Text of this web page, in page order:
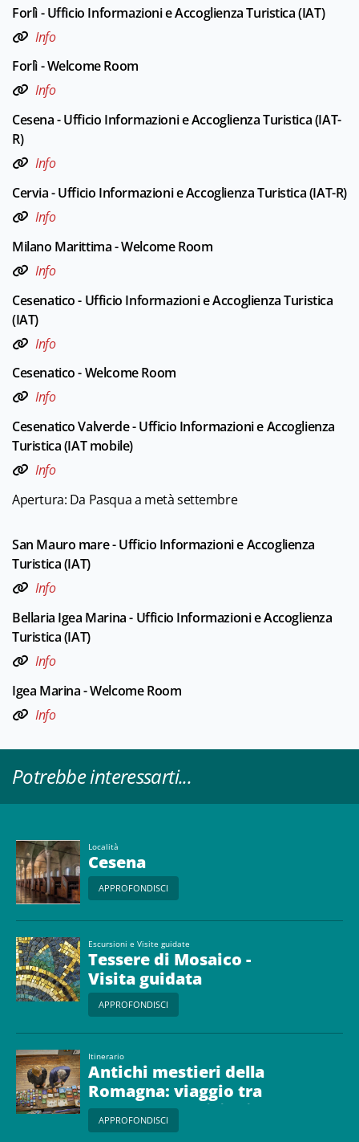
Forlì - Ufficio Informazioni e Accoglienza Turistica (IAT)
Info
Forlì - Welcome Room
Info
Cesena - Ufficio Informazioni e Accoglienza Turistica (IAT-
R)
Info
Cervia - Ufficio Informazioni e Accoglienza Turistica (IAT-R)
Info
Milano Marittima - Welcome Room
Info
Cesenatico - Ufficio Informazioni e Accoglienza Turistica
(IAT)
Info
Cesenatico - Welcome Room
Info
Cesenatico Valverde - Ufficio Informazioni e Accoglienza
Turistica (IAT mobile)
Info
Apertura: Da Pasqua a metà settembre
San Mauro mare - Ufficio Informazioni e Accoglienza
Turistica (IAT)
Info
Bellaria Igea Marina - Ufficio Informazioni e Accoglienza
Turistica (IAT)
Info
Igea Marina - Welcome Room
Info
Potrebbe interessarti...
Località
Cesena
APPROFONDISCI
Escursioni e Visite guidate
Tessere di Mosaico -
Visita guidata
APPROFONDISCI
Itinerario
Antichi mestieri della
Romagna: viaggio tra
botteghe, tradizioni e
saperi artigiani
APPROFONDISCI